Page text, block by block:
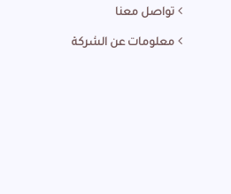
تواصل معنا
معلومات عن الشركة